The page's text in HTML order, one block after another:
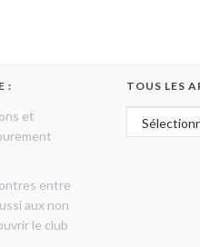
:
et
entre
aux non
le club
TOUS LES
Tous les